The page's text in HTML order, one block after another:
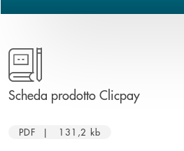
Scheda prodotto Clicpayapre
PDF | 131,2 kb